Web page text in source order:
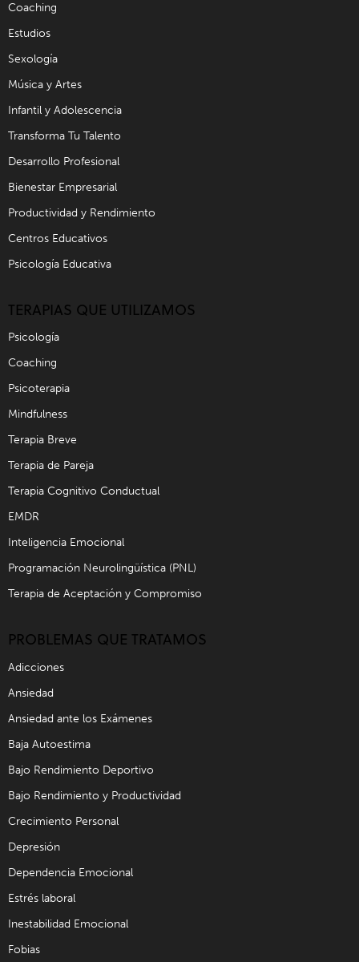
Coaching
Estudios
Sexología
Música y Artes
Infantil y Adolescencia
Transforma Tu Talento
Desarrollo Profesional
Bienestar Empresarial
Productividad y Rendimiento
Centros Educativos
Psicología Educativa
TERAPIAS QUE UTILIZAMOS
Psicología
Coaching
Psicoterapia
Mindfulness
Terapia Breve
Terapia de Pareja
Terapia Cognitivo Conductual
EMDR
Inteligencia Emocional
Programación Neurolingüística (PNL)
Terapia de Aceptación y Compromiso
PROBLEMAS QUE TRATAMOS
Adicciones
Ansiedad
Ansiedad ante los Exámenes
Baja Autoestima
Bajo Rendimiento Deportivo
Bajo Rendimiento y Productividad
Crecimiento Personal
Depresión
Dependencia Emocional
Estrés laboral
Inestabilidad Emocional
Fobias